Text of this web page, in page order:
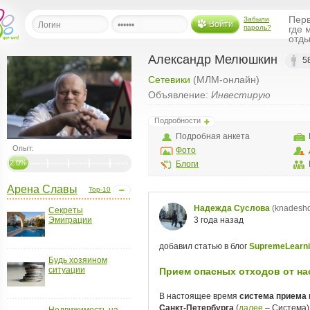
Войти
Забыли
пароль?
где
друзей
рассылку
Опыт:
2.0%
Top-10
Арена Славы
Секреты
Эмиграции
Будь хозяином
ситуации
Александр Мелюшкин
Сетевики (МЛМ-онлайн)
Объявление: Инвестирую
Подробности
Подробная анкета
Фото
Блоги